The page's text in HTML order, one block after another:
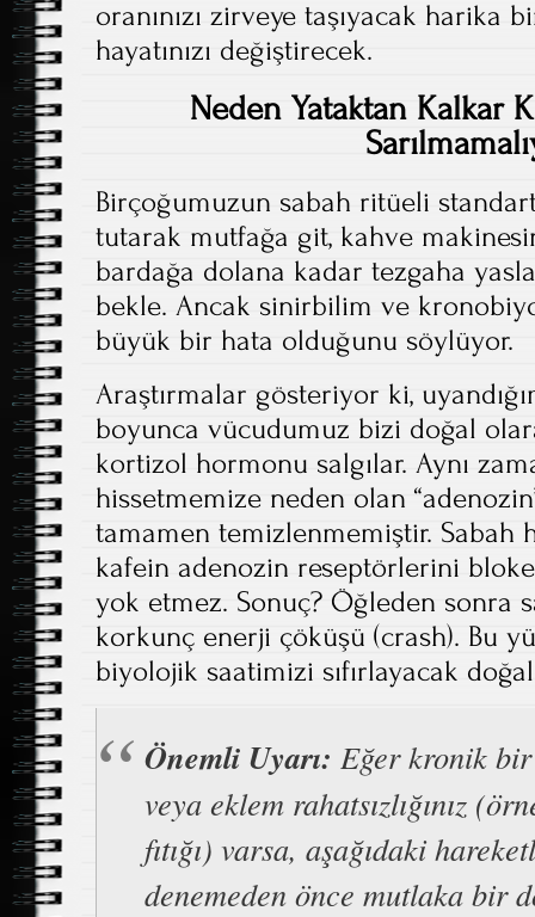
oranınızı zirveye taşıyacak harika
hayatınızı değiştirecek.
Neden Yataktan Kalkar
Birçoğumuzun sabah ritüeli
tutarak mutfağa git, kahve
bardağa dolana kadar tezgaha
bekle. Ancak sinirbilim ve
büyük bir hata olduğunu söylüyor.
Araştırmalar gösteriyor ki,
boyunca vücudumuz bizi doğal
kortizol hormonu salgılar. Aynı
hissetmemize neden olan
tamamen temizlenmemiştir. Sabah
kafein adenozin reseptörlerini
yok etmez. Sonuç? Öğleden sonra
korkunç enerji çöküşü (crash). Bu
biyolojik saatimizi sıfırlayacak
Önemli Uyarı: Eğer kronik
veya eklem rahatsızlığınız
fıtığı) varsa, aşağıdaki
denemeden önce mutlaka bir